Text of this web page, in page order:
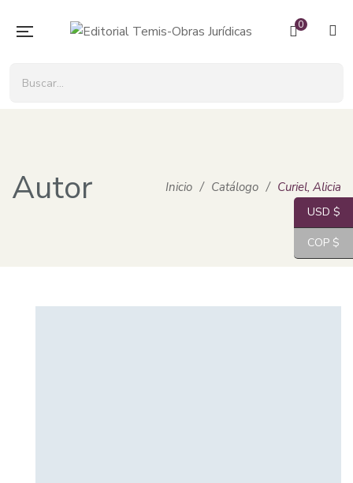
0
Autor Inicio / Catálogo / Curiel, Alicia
USD $
COP $